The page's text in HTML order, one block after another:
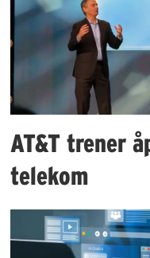
AT&T trener
telekom